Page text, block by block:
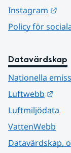
Instagram
Policy för
Datavärdskap
Nationella
Luftwebb
Luftmiljödata
VattenWebb
Datavärdskap,